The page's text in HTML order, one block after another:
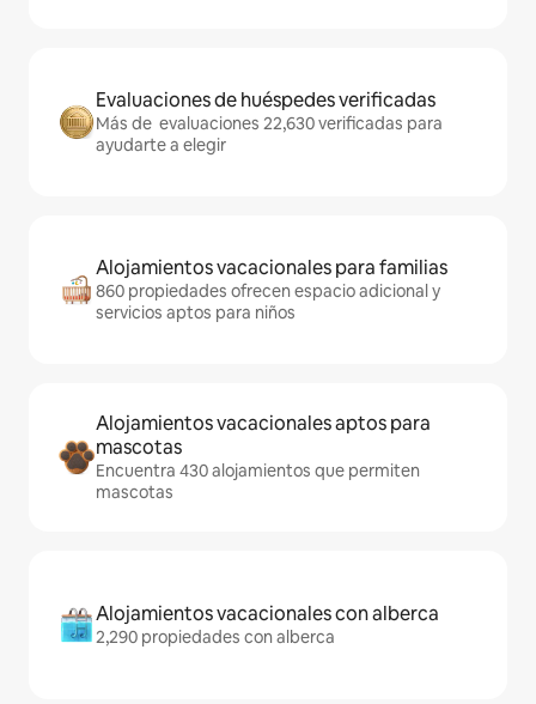
Evaluaciones de huéspedes verificadas
Más de evaluaciones 22,630 verificadas para
ayudarte a elegir
Alojamientos vacacionales para familias
860 propiedades ofrecen espacio adicional y
servicios aptos para niños
Alojamientos vacacionales aptos para
mascotas
Encuentra 430 alojamientos que permiten
mascotas
Alojamientos vacacionales con alberca
2,290 propiedades con alberca